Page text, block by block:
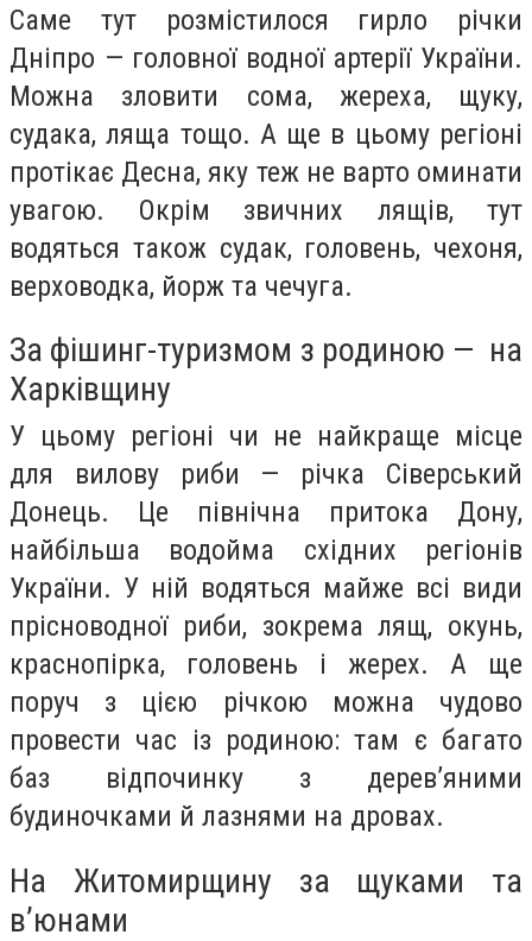
Саме тут розмістилося гирло річки
Дніпро — головної водної артерії України.
Можна зловити сома, жереха, щуку,
судака, ляща тощо. А ще в цьому регіоні
протікає Десна, яку теж не варто оминати
увагою. Окрім звичних лящів, тут
водяться також судак, головень, чехоня,
верховодка, йорж та чечуга.
За фішинг-туризмом з родиною — на
Харківщину
У цьому регіоні чи не найкраще місце
для вилову риби — річка Сіверський
Донець. Це північна притока Дону,
найбільша водойма східних регіонів
України. У ній водяться майже всі види
прісноводної риби, зокрема лящ, окунь,
краснопірка, головень і жерех. А ще
поруч з цією річкою можна чудово
провести час із родиною: там є багато
баз відпочинку з дерев’яними
будиночками й лазнями на дровах.
На Житомирщину за щуками та
в’юнами